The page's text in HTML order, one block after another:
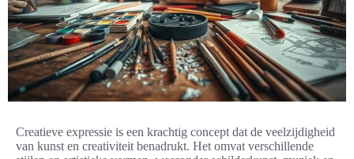
Creatieve expressie is een krachtig concept dat de veelzijdigheid
van kunst en creativiteit benadrukt. Het omvat verschillende